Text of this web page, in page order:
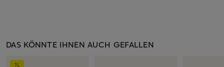
DAS KÖNNTE IHNEN AUCH GEFALLEN